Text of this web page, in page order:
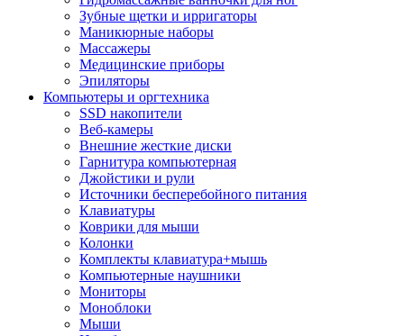
Зубные щетки и ирригаторы
Маникюрные наборы
Массажеры
Медицинские приборы
Эпиляторы
Компьютеры и оргтехника
SSD накопители
Веб-камеры
Внешние жесткие диски
Гарнитура компьютерная
Джойстики и рули
Источники бесперебойного питания
Клавиатуры
Коврики для мыши
Колонки
Комплекты клавиатура+мышь
Компьютерные наушники
Мониторы
Моноблоки
Мыши